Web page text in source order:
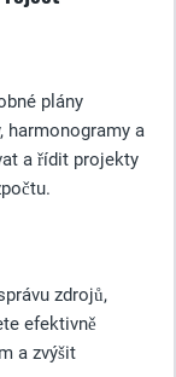
plány
harmonogramy a
a řídit projekty
zdrojů,
efektivně
a zvýšit